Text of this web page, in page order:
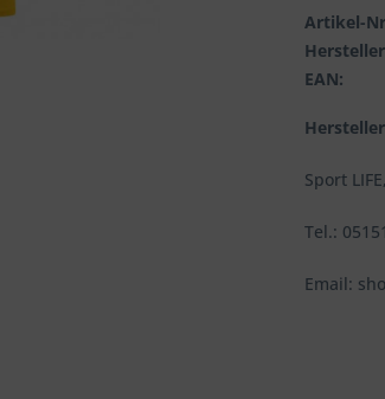
Artikel-
EAN:
Sport
Tel.:
Email: